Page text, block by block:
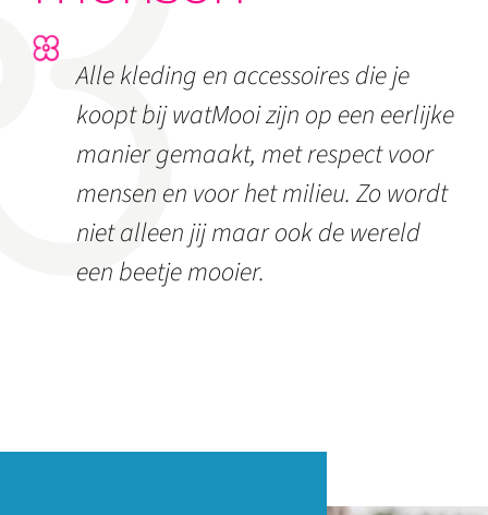
Alle kleding en accessoires die je
koopt bij watMooi zijn op een eerlijke
manier gemaakt, met respect voor
mensen en voor het milieu. Zo wordt
niet alleen jij maar ook de wereld
een beetje mooier.